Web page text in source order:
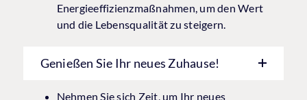
Energieeffizienzmaßnahmen, um den Wert
und die Lebensqualität zu steigern.
Genießen Sie Ihr neues Zuhause!
Nehmen Sie sich Zeit, um Ihr neues